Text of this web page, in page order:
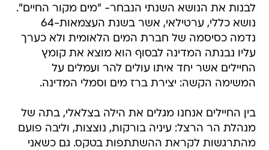
לבנות את הנושא השנתי הנבחר- "מים מקור החיים".
נושא כללי, ערטילאי, אשר בשנת העצמאות-64
נדמה כסיסמה של חברת המים הלאומית ולא כערך
עליו נבנתה המדינה לבסוף הוא מוצא את קומץ
החיילים אשר יחד איתו עולים להר ועמלים על
המשימה הקשה: יצירת ברז מים וסמלי המדינה.
בין החיילים אנחנו מגלים את הילה בצלאלי, בתה של
מנהלת הר הרצל: עיניה בורקות, נוצצות, וליבה פועם
מהתרגשות לקראת ההשתתפות בטקס. גם כשאני